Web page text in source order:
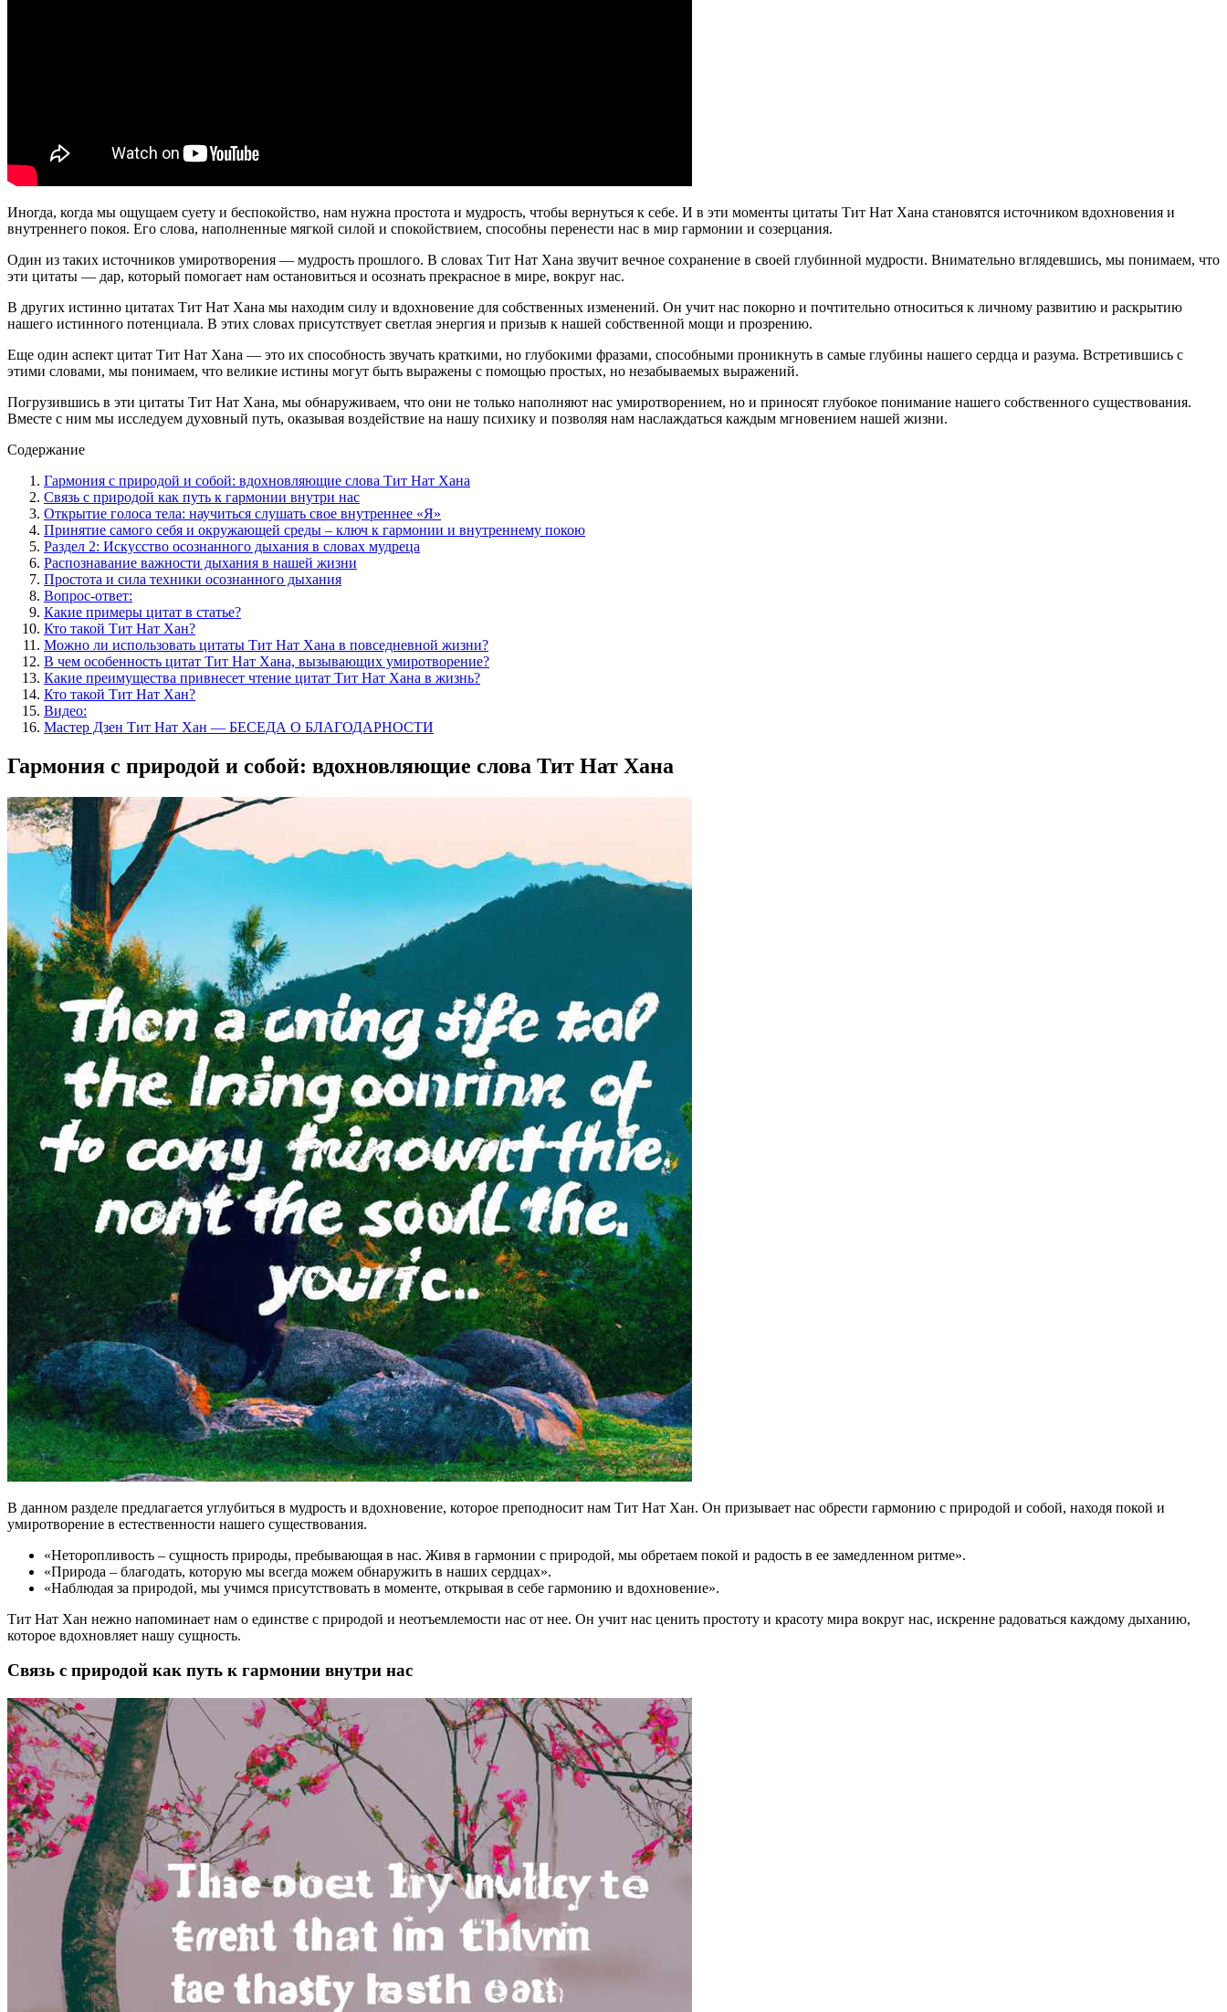
Иногда, когда мы ощущаем суету и беспокойство, нам нужна простота и мудрость, чтобы вернуться к себе. И в эти моменты цитаты Тит Нат Хана становятся источником вдохновения и
внутреннего покоя. Его слова, наполненные мягкой силой и спокойствием, способны перенести нас в мир гармонии и созерцания.
Один из таких источников умиротворения — мудрость прошлого. В словах Тит Нат Хана звучит вечное сохранение в своей глубинной мудрости. Внимательно вглядевшись, мы понимаем, что
эти цитаты — дар, который помогает нам остановиться и осознать прекрасное в мире, вокруг нас.
В других истинно цитатах Тит Нат Хана мы находим силу и вдохновение для собственных изменений. Он учит нас покорно и почтительно относиться к личному развитию и раскрытию
нашего истинного потенциала. В этих словах присутствует светлая энергия и призыв к нашей собственной мощи и прозрению.
Еще один аспект цитат Тит Нат Хана — это их способность звучать краткими, но глубокими фразами, способными проникнуть в самые глубины нашего сердца и разума. Встретившись с
этими словами, мы понимаем, что великие истины могут быть выражены с помощью простых, но незабываемых выражений.
Погрузившись в эти цитаты Тит Нат Хана, мы обнаруживаем, что они не только наполняют нас умиротворением, но и приносят глубокое понимание нашего собственного существования.
Вместе с ним мы исследуем духовный путь, оказывая воздействие на нашу психику и позволяя нам наслаждаться каждым мгновением нашей жизни.
Содержание
Гармония с природой и собой: вдохновляющие слова Тит Нат Хана
Связь с природой как путь к гармонии внутри нас
Открытие голоса тела: научиться слушать свое внутреннее «Я»
Принятие самого себя и окружающей среды – ключ к гармонии и внутреннему покою
Раздел 2: Искусство осознанного дыхания в словах мудреца
Распознавание важности дыхания в нашей жизни
Простота и сила техники осознанного дыхания
Вопрос-ответ:
Какие примеры цитат в статье?
Кто такой Тит Нат Хан?
Можно ли использовать цитаты Тит Нат Хана в повседневной жизни?
В чем особенность цитат Тит Нат Хана, вызывающих умиротворение?
Какие преимущества привнесет чтение цитат Тит Нат Хана в жизнь?
Кто такой Тит Нат Хан?
Видео:
Мастер Дзен Тит Нат Хан — БЕСЕДА О БЛАГОДАРНОСТИ
Гармония с природой и собой: вдохновляющие слова Тит Нат Хана
В данном разделе предлагается углубиться в мудрость и вдохновение, которое преподносит нам Тит Нат Хан. Он призывает нас обрести гармонию с природой и собой, находя покой и
умиротворение в естественности нашего существования.
«Неторопливость – сущность природы, пребывающая в нас. Живя в гармонии с природой, мы обретаем покой и радость в ее замедленном ритме».
«Природа – благодать, которую мы всегда можем обнаружить в наших сердцах».
«Наблюдая за природой, мы учимся присутствовать в моменте, открывая в себе гармонию и вдохновение».
Тит Нат Хан нежно напоминает нам о единстве с природой и неотъемлемости нас от нее. Он учит нас ценить простоту и красоту мира вокруг нас, искренне радоваться каждому дыханию,
которое вдохновляет нашу сущность.
Связь с природой как путь к гармонии внутри нас